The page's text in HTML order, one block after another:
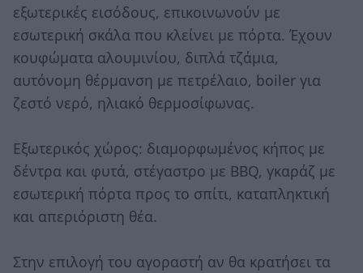
εξωτερικές εισόδους, επικοινωνούν με
εσωτερική σκάλα που κλείνει με πόρτα. Έχουν
κουφώματα αλουμινίου, διπλά τζάμια,
αυτόνομη θέρμανση με πετρέλαιο, boiler για
ζεστό νερό, ηλιακό θερμοσίφωνας.
Εξωτερικός χώρος: διαμορφωμένος κήπος με
δέντρα και φυτά, στέγαστρο με BBQ, γκαράζ με
εσωτερική πόρτα προς το σπίτι, καταπληκτική
και απεριόριστη θέα.
Στην επιλογή του αγοραστή αν θα κρατήσει τα